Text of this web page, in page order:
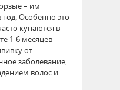
– им
год. Особенно это
купаются в
1-6 месяцев
от
заболевание,
волос и